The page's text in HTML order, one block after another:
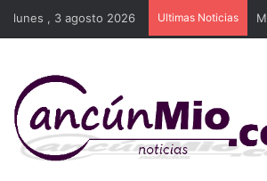
lunes , 3 agosto 2026 Ultimas Noticias